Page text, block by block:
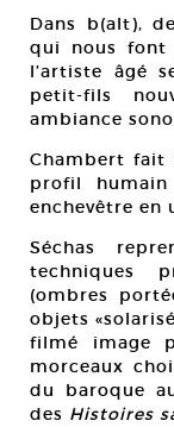
Dans b(alt),
qui nous font
l’artiste âgé
petit-fils
ambiance
Chambert fait
profil
enchevêtre en
Séchas
techniques
(ombres
objets
filmé image
morceaux
du baroque
des Histoires